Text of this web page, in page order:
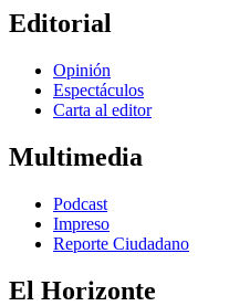
Editorial
Opinión
Espectáculos
Carta al editor
Multimedia
Podcast
Impreso
Reporte Ciudadano
El Horizonte